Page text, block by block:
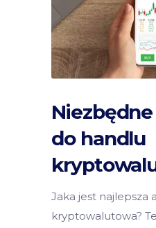
do handlu
Jaka jest najlepsza
kryptowalutowa?